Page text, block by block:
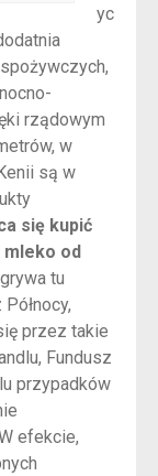
yc
rządowym
w
są w
się kupić
od
tu
przez takie
Fundusz
przypadków
efekcie,